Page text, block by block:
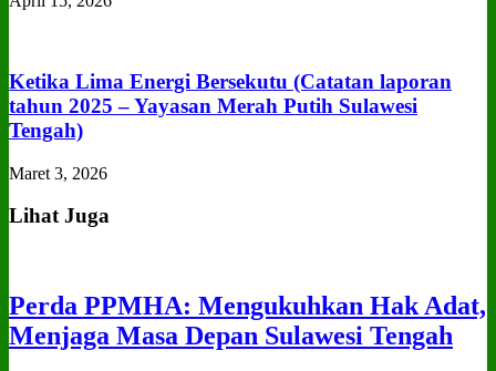
Ketika Lima Energi Bersekutu (Catatan laporan
tahun 2025 – Yayasan Merah Putih Sulawesi
Tengah)
Maret 3, 2026
Lihat Juga
Perda PPMHA: Mengukuhkan Hak Adat,
Menjaga Masa Depan Sulawesi Tengah